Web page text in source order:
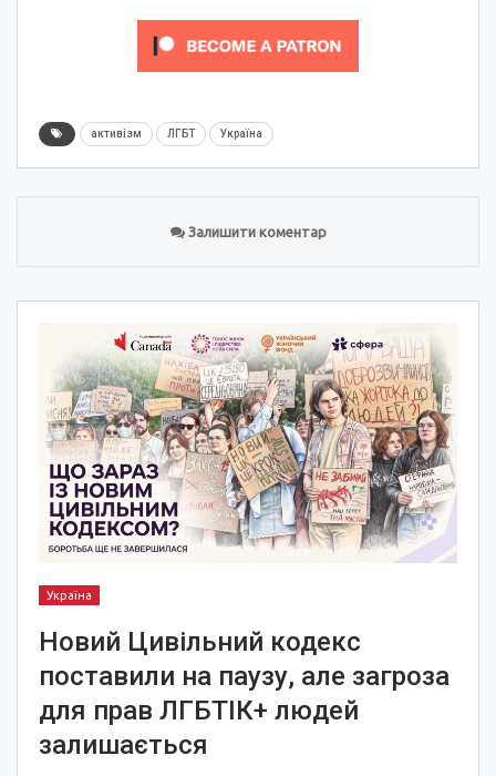
активізм ЛГБТ Україна
Залишити коментар
Україна
Новий Цивільний кодекс
поставили на паузу, але загроза
для прав ЛГБТІК+ людей
залишається